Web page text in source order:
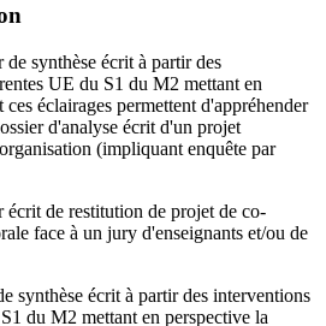
synthèse écrit à partir des
UE du S1 du M2 mettant en
éclairages permettent d'appréhender
d'analyse écrit d'un projet
(impliquant enquête par
de restitution de projet de co-
face à un jury d'enseignants et/ou de
synthèse écrit à partir des interventions
du M2 mettant en perspective la